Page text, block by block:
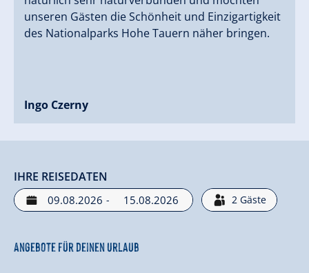
unseren Gästen die Schönheit und Einzigartigkeit
des Nationalparks Hohe Tauern näher bringen.
Ingo Czerny
IHRE REISEDATEN
- 2 Gäste
Angebote für deinen Urlaub